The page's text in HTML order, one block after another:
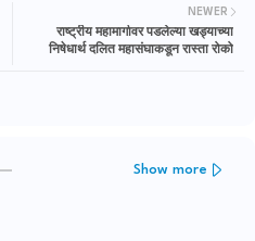
NEWER
राष्ट्रीय महामार्गावर पडलेल्या खड्याच्या
निषेधार्थ दलित महासंघाकडून रास्ता रोको
Show more